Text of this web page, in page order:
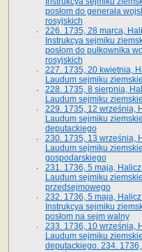
posłom do generała
rosyjskich
226. 1735, 28 marca,
Instrukcya sejmiku
posłom do pułkownika
rosyjskich
227. 1735, 20 kwietnia,
Laudum sejmiku
228. 1735, 8 sierpnia,
Laudum sejmiku
229. 1735, 12 września,
Laudum sejmiku
deputackiego
230. 1735, 13 września,
Laudum sejmiku
gospodarskiego
231. 1736, 5 maja,
Laudum sejmiku
przedsejmowego
232. 1736, 5 maja,
Instrukcya sejmiku
posłom na sejm walny
233. 1736, 10 września,
Laudum sejmiku
deputackiego. 234.